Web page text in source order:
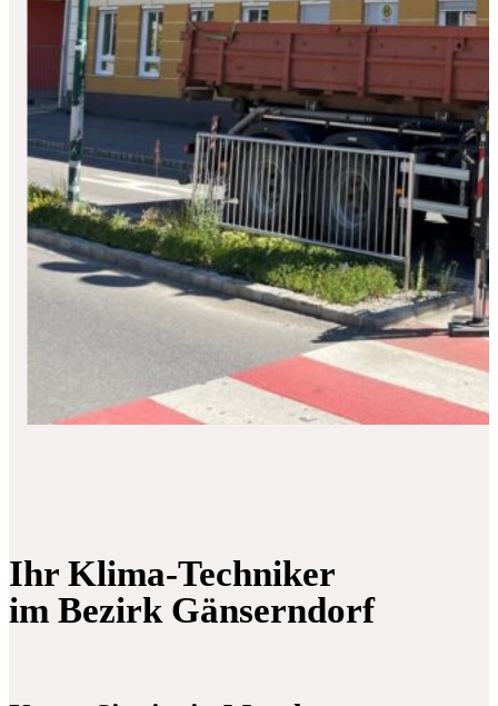
Ihr Klima-Techniker
im Bezirk Gänserndorf